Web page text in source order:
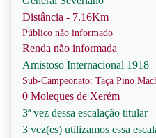
Distância - 7.16Km
Público não informado
Renda não informada
Amistoso Internacional 1918
Sub-Campeonato: Taça Pino
0 Moleques de Xerém
3ª vez dessa escalação titular
3 vez(es) utilizamos essa